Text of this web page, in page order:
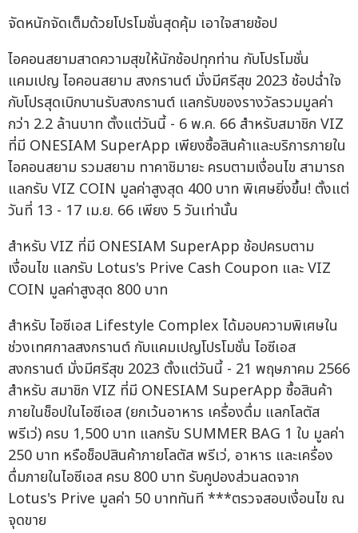
จัดหนักจัดเต็มด้วยโปรโมชั่นสุดคุ้ม เอาใจสายช้อป
ไอคอนสยามสาดความสุขให้นักช้อปทุกท่าน กับโปรโมชั่น
แคมเปญ ไอคอนสยาม สงกรานต์ มั่งมีศรีสุข 2023 ช้อปฉ่ำใจ
กับโปรสุดเบิกบานรับสงกรานต์ แลกรับของรางวัลรวมมูลค่า
กว่า 2.2 ล้านบาท ตั้งแต่วันนี้ - 6 พ.ค. 66 สำหรับสมาชิก VIZ
ที่มี ONESIAM SuperApp เพียงซื้อสินค้าและบริการภายใน
ไอคอนสยาม รวมสยาม ทาคาชิมายะ ครบตามเงื่อนไข สามารถ
แลกรับ VIZ COIN มูลค่าสูงสุด 400 บาท พิเศษยิ่งขึ้น! ตั้งแต่
วันที่ 13 - 17 เม.ย. 66 เพียง 5 วันเท่านั้น
สำหรับ VIZ ที่มี ONESIAM SuperApp ช้อปครบตาม
เงื่อนไข แลกรับ Lotus's Prive Cash Coupon และ VIZ
COIN มูลค่าสูงสุด 800 บาท
สำหรับ ไอซีเอส Lifestyle Complex ได้มอบความพิเศษใน
ช่วงเทศกาลสงกรานต์ กับแคมเปญโปรโมชั่น ไอซีเอส
สงกรานต์ มั่งมีศรีสุข 2023 ตั้งแต่วันนี้ - 21 พฤษภาคม 2566
สำหรับ สมาชิก VIZ ที่มี ONESIAM SuperApp ซื้อสินค้า
ภายในช็อปในไอซีเอส (ยกเว้นอาหาร เครื่องดื่ม แลกโลตัส
พรีเว่) ครบ 1,500 บาท แลกรับ SUMMER BAG 1 ใบ มูลค่า
250 บาท หรือช็อปสินค้าภายโลตัส พรีเว่, อาหาร และเครื่อง
ดื่มภายในไอซีเอส ครบ 800 บาท รับคูปองส่วนลดจาก
Lotus's Prive มูลค่า 50 บาททันที ***ตรวจสอบเงื่อนไข ณ
จุดขาย